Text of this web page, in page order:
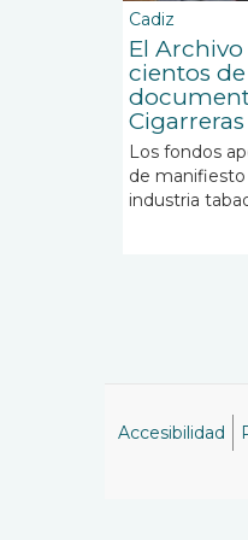
Cadiz
El
cientos
Los fondos
de manifiesto
industria
Accesibilidad